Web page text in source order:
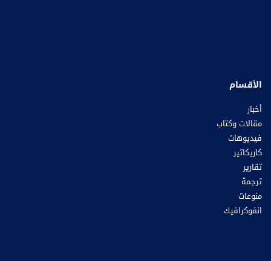
الأقسام
أخبار
مقالات وكتاب
فيديوهات
كاريكاتير
تقارير
ترجمة
منوعات
انفوكرافيك